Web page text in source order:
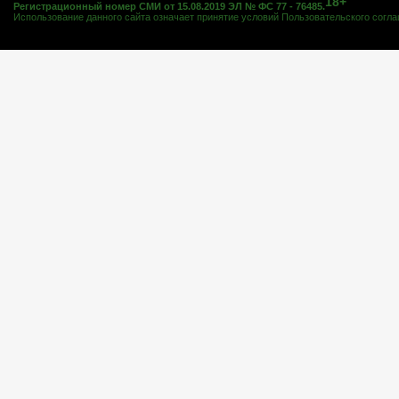
Регистрационный номер СМИ от 15.08.2019 ЭЛ № ФС 77 - 76485.
Использование данного сайта означает принятие условий Пользовательского